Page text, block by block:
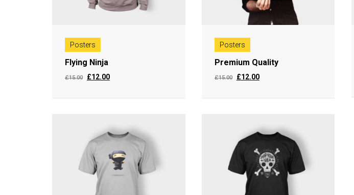
Posters
Flying Ninja
£15.00 £12.00
Posters
Premium Quality
£15.00 £12.00